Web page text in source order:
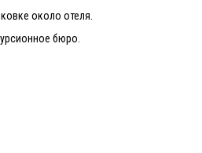
около отеля.
бюро.